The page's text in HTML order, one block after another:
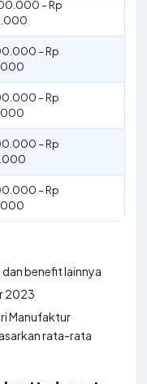
– Rp
– Rp
– Rp
– Rp
– Rp
benefit lainnya
2023
Manufaktur
rata-rata